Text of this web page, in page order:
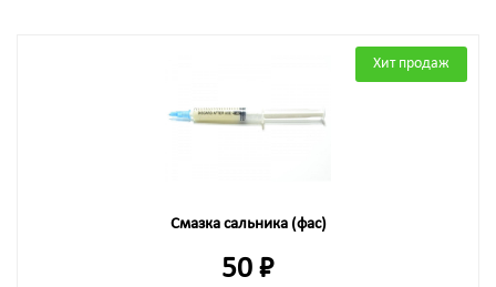
Хит продаж
Смазка сальника (фас)
50 ₽